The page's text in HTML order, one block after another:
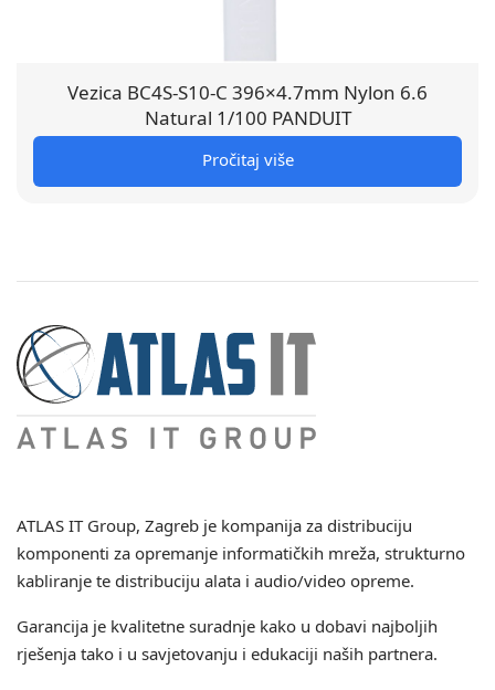
Vezica BC4S-S10-C 396×4.7mm Nylon 6.6
Natural 1/100 PANDUIT
Pročitaj više
ATLAS IT Group, Zagreb je kompanija za distribuciju
komponenti za opremanje informatičkih mreža, strukturno
kabliranje te distribuciju alata i audio/video opreme.
Garancija je kvalitetne suradnje kako u dobavi najboljih
rješenja tako i u savjetovanju i edukaciji naših partnera.